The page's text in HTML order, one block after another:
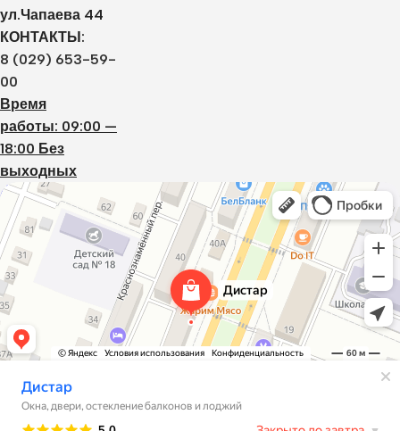
ул.Чапаева 44
КОНТАКТЫ:
8 (029) 653-59-
00
Время
работы: 09:00 —
18:00 Без
выходных
Дистар
Окна в Борисове
Двери в Борисове